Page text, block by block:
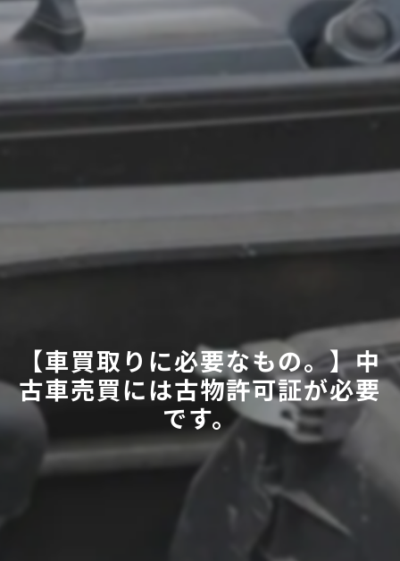
【車買取りに必要なもの。】中
古車売買には古物許可証が必要
です。